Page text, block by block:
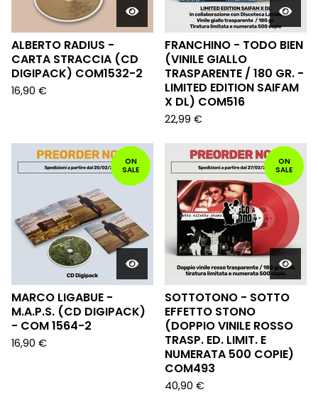
ALBERTO RADIUS -
CARTA STRACCIA (CD
DIGIPACK) COM1532-2
16,90 €
FRANCHINO - TODO BIEN
(VINILE GIALLO
TRASPARENTE / 180 GR. -
LIMITED EDITION SAIFAM
X DL) COM516
22,99 €
ON
SALE
MARCO LIGABUE -
M.A.P.S. (CD DIGIPACK)
- COM 1564-2
16,90 €
ON
SALE
SOTTOTONO - SOTTO
EFFETTO STONO
(DOPPIO VINILE ROSSO
TRASP. ED. LIMIT. E
NUMERATA 500 COPIE)
COM493
40,90 €